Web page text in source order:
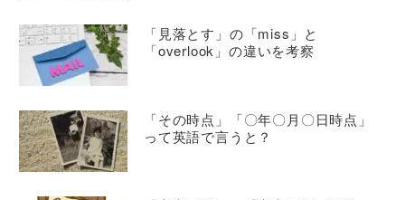
「見落とす」の「miss」と
「overlook」の違いを考察
「その時点」「〇年〇月〇日時点」
って英語で言うと？